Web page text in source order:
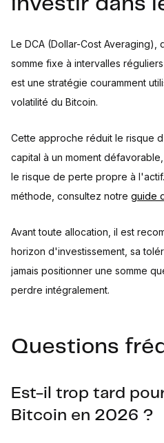
investir dans
Le DCA (Dollar-Cost Averaging),
somme fixe à intervalles
est une stratégie couramment
volatilité du Bitcoin.
Cette approche réduit le risque
capital à un moment
le risque de perte propre à
méthode, consultez notre guide
Avant toute allocation, il est
horizon d'investissement, sa
jamais positionner une somme
perdre intégralement.
Questions
Est-il trop tard
Bitcoin en 2026 ?